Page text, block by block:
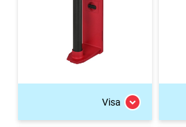
Visa